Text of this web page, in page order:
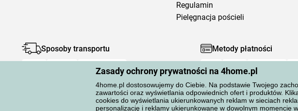
Zasady ochrony prywatności na 4home.pl
4home.pl dostosowujemy do Ciebie. Na podstawie Twojego
zawartości oraz wyświetlania odpowiednich ofert i produktów.
cookies do wyświetlania ukierunkowanych reklam w sieciach
personalizację i reklamy ukierunkowane w dowolnym momencie w
Regulamin
Pielęgnacja pościeli
Sposoby transportu Metody płatności